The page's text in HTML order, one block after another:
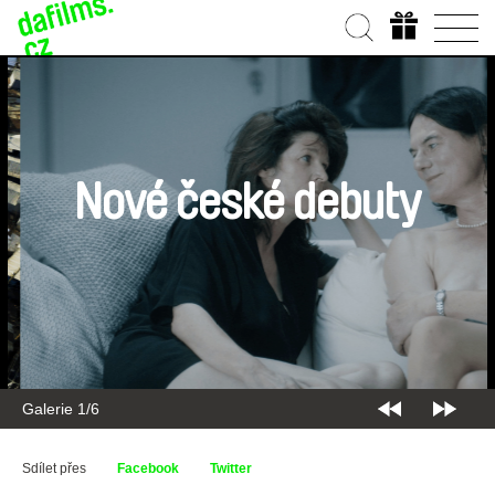
Galerie 2/6
Nové české debuty
Sdílet přes Facebook Twitter